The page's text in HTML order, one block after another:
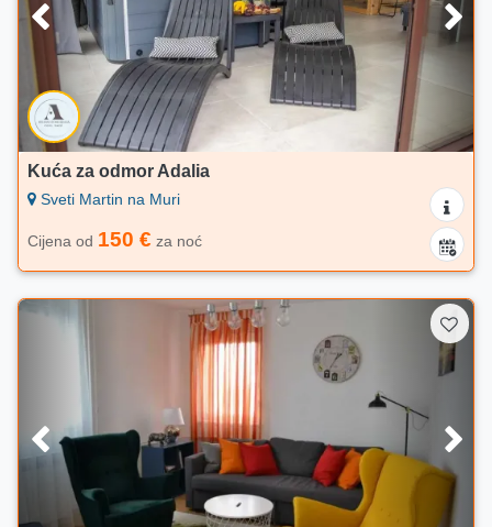
Kuća za odmor Adalia
Sveti Martin na Muri
Cijena od 150 € za noć